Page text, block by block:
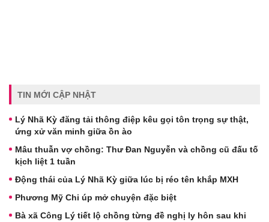
TIN MỚI CẬP NHẬT
Lý Nhã Kỳ đăng tải thông điệp kêu gọi tôn trọng sự thật,
ứng xử văn minh giữa ồn ào
Mâu thuẫn vợ chồng: Thư Đan Nguyễn và chồng cũ đấu tố
kịch liệt 1 tuần
Động thái của Lý Nhã Kỳ giữa lúc bị réo tên khắp MXH
Phương Mỹ Chi úp mở chuyện đặc biệt
Bà xã Công Lý tiết lộ chồng từng đề nghị ly hôn sau khi